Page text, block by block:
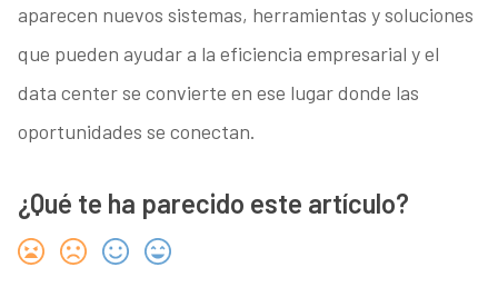
aparecen nuevos sistemas, herramientas y soluciones
que pueden ayudar a la eficiencia empresarial y el
data center se convierte en ese lugar donde las
oportunidades se conectan.
¿Qué te ha parecido este artículo?